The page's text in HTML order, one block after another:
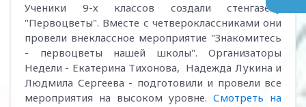
Ученики 9-х классов создали стенгазету
"Первоцветы". Вместе с четвероклассниками они
провели внеклассное мероприятие "Знакомитесь
- первоцветы нашей школы". Организаторы
Недели - Екатерина Тихонова, Надежда Лукина и
Людмила Сергеева - подготовили и провели все
мероприятия на высоком уровне.Смотреть на